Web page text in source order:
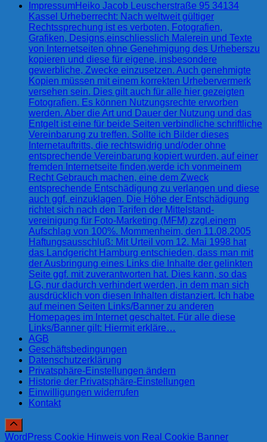
ImpressumHeiko Jacob Leuscherstraße 95 34134
Kassel Urheberrecht: Nach weltweit gültiger
Rechtssprechung ist es verboten, Fotografien,
Grafiken, Designs,einschliesslich Malerein und Texte
von Internetseiten ohne Genehmigung des Urheberszu
kopieren und diese für eigene, insbesondere
gewerbliche, Zwecke einzusetzen. Auch genehmigte
Kopien müssen mit einem korrekten Urhebervermerk
versehen sein. Dies gilt auch für alle hier gezeigten
Fotografien. Es können Nutzungsrechte erworben
werden. Aber die Art und Dauer der Nutzung und das
Entgelt ist eine für beide Seiten verbindliche schriftliche
Vereinbarung zu treffen. Sollte ich Bilder dieses
Internetauftritts, die rechtswidrig und/oder ohne
entsprechende Vereinbarung kopiert wurden, auf einer
fremden Internetseite finden,werde ich vonmeinem
Recht Gebrauch machen, eine dem Zweck
entsprechende Entschädigung zu verlangen und diese
auch ggf. einzuklagen. Die Höhe der Entschädigung
richtet sich nach den Tarifen der Mittelstand-
vereinigung für Foto-Marketing (MFM) zzgl.einem
Aufschlag von 100%. Mommenheim, den 11.08.2005
Haftungsausschluß: Mit Urteil vom 12. Mai 1998 hat
das Landgericht Hamburg entschieden, dass man mit
der Ausbringung eines Links die Inhalte der gelinkten
Seite ggf. mit zuverantworten hat. Dies kann, so das
LG, nur dadurch verhindert werden, in dem man sich
ausdrücklich von diesen Inhalten distanziert. Ich habe
auf meinen Seiten Links/Banner zu anderen
Homepages im Internet geschaltet. Für alle diese
Links/Banner gilt: Hiermit erkläre…
AGB
Geschäftsbedingungen
Datenschutzerklärung
Privatsphäre-Einstellungen ändern
Historie der Privatsphäre-Einstellungen
Einwilligungen widerrufen
Kontakt
WordPress Cookie Hinweis von Real Cookie Banner